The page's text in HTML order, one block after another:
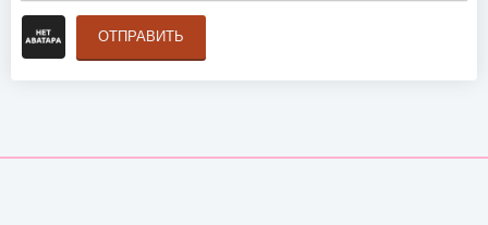
ОТПРАВИТЬ